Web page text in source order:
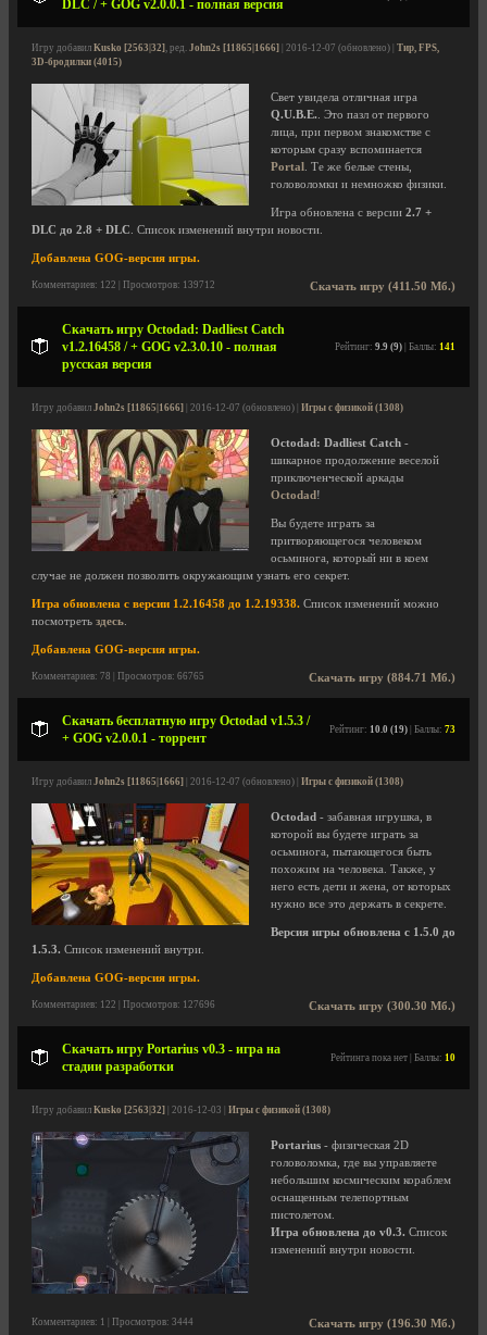
DLC / + GOG v2.0.0.1 - полная версия
Игру добавил Kusko [2563|32], ред. John2s [11865|1666] | 2016-12-07 (обновлено) | Тир, FPS,
3D-бродилки (4015)
Свет увидела отличная игра
Q.U.B.E. . Это пазл от первого
лица, при первом знакомстве с
которым сразу вспоминается
Portal
. Те же белые стены,
головоломки и немножко физики.
Игра обновлена с версии 2.7 +
DLC до 2.8 + DLC . Список изменений внутри новости.
Добавлена GOG-версия игры.
Скачать игру (411.50 Мб.)
Комментариев: 122 | Просмотров: 139712
Скачать игру Octodad: Dadliest Catch
v1.2.16458 / + GOG v2.3.0.10 - полная
русская версия
Рейтинг: 9.9 (9) | Баллы: 141
Игру добавил John2s [11865|1666] | 2016-12-07 (обновлено) | Игры с физикой (1308)
Octodad: Dadliest Catch -
шикарное продолжение веселой
приключенческой аркады
Octodad !
Вы будете играть за
притворяющегося человеком
осьминога, который ни в коем
случае не должен позволить окружающим узнать его секрет.
Игра обновлена с версии 1.2.16458 до 1.2.19338. Список изменений можно
посмотреть здесь
Добавлена GOG-версия игры.
Скачать игру (884.71 Мб.)
Комментариев: 78 | Просмотров: 66765
Скачать бесплатную игру Octodad v1.5.3 /
+ GOG v2.0.0.1 - торрент
Рейтинг: 10.0 (19) | Баллы: 73
Игру добавил John2s [11865|1666] | 2016-12-07 (обновлено) | Игры с физикой (1308)
Octodad - забавная игрушка, в
которой вы будете играть за
осьминога, пытающегося быть
похожим на человека. Также, у
него есть дети и жена, от которых
нужно все это держать в секрете.
Версия игры обновлена с 1.5.0 до
1.5.3. Список изменений внутри.
Добавлена GOG-версия игры.
Скачать игру (300.30 Мб.)
Комментариев: 122 | Просмотров: 127696
Скачать игру Portarius v0.3 - игра на
стадии разработки
Рейтинга пока нет | Баллы: 10
Игру добавил Kusko [2563|32] | 2016-12-03 | Игры с физикой (1308)
Portarius - физическая 2D
головоломка, где вы управляете
небольшим космическим кораблем
оснащенным телепортным
пистолетом.
Игра обновлена до v0.3. Список
изменений внутри новости.
Скачать игру (196.30 Мб.)
Комментариев: 1 | Просмотров: 3444